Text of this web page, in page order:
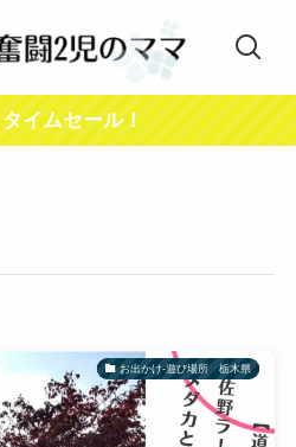
イムセール！
お出かけ-遊び場所 栃木県